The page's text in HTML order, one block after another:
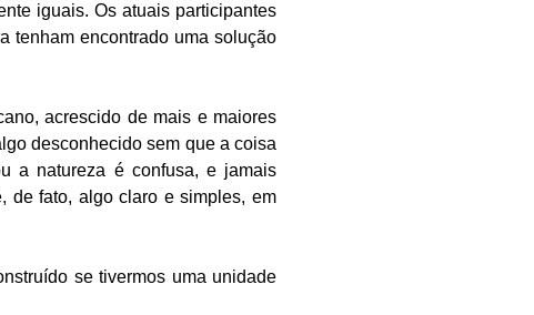
iguais. Os atuais participantes
tenham encontrado uma solução
acrescido de mais e maiores
desconhecido sem que a coisa
a natureza é confusa, e jamais
de fato, algo claro e simples, em
se tivermos uma unidade